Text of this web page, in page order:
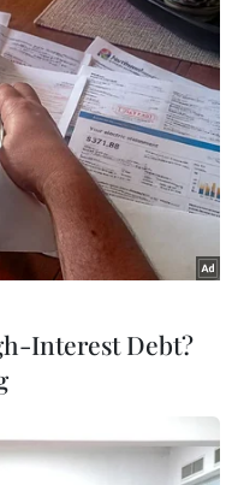
bắt giữ 209 nghi
tuyên bố thủ lĩnh
nhóm IS ám sát
tình nghi có
Interest Debt?